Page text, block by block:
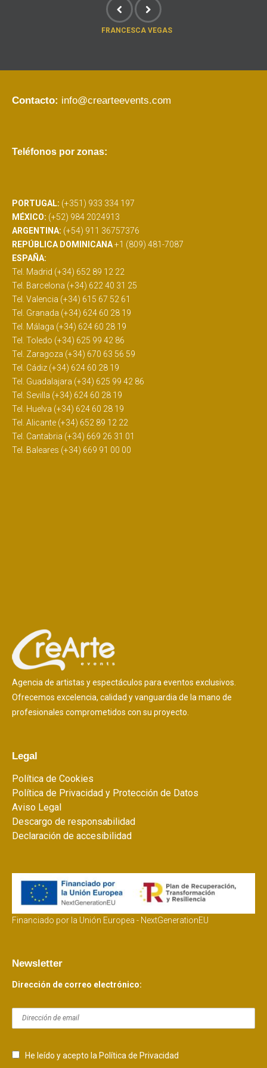
FRANCESCA VEGAS
Contacto: info@crearteevents.com
Teléfonos por zonas:
PORTUGAL: (+351) 933 334 197
MÉXICO: (+52) 984 2024913
ARGENTINA: (+54) 911 36757376
REPÚBLICA DOMINICANA+1 (809) 481-7087
ESPAÑA:
Tel. Madrid (+34) 652 89 12 22
Tel. Barcelona (+34) 622 40 31 25
Tel. Valencia (+34) 615 67 52 61
Tel. Granada (+34) 624 60 28 19
Tel. Málaga (+34) 624 60 28 19
Tel. Toledo (+34) 625 99 42 86
Tel. Zaragoza (+34) 670 63 56 59
Tel. Cádiz (+34) 624 60 28 19
Tel. Guadalajara (+34) 625 99 42 86
Tel. Sevilla (+34) 624 60 28 19
Tel. Huelva (+34) 624 60 28 19
Tel. Alicante (+34) 652 89 12 22
Tel. Cantabria (+34) 669 26 31 01
Tel. Baleares (+34) 669 91 00 00
Agencia de artistas y espectáculos para eventos exclusivos.
Ofrecemos excelencia, calidad y vanguardia de la mano de
profesionales comprometidos con su proyecto.
Legal
Política de Cookies
Política de Privacidad y Protección de Datos
Aviso Legal
Descargo de responsabilidad
Declaración de accesibilidad
Financiado por la Unión Europea - NextGenerationEU
Newsletter
Dirección de correo electrónico:
He leído y acepto la Política de Privacidad